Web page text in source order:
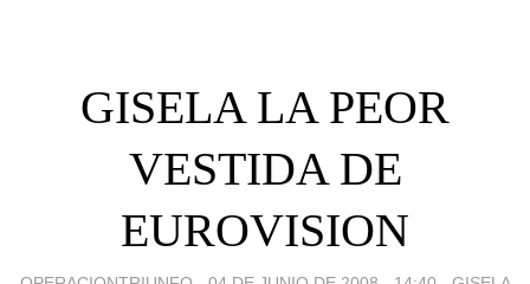
GISELA LA PEOR
VESTIDA DE
EUROVISION